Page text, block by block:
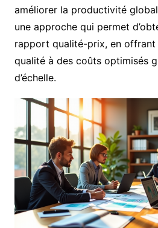
améliorer la productivité
une approche qui permet
rapport qualité-prix, en offrant
qualité à des coûts optimisés
d’échelle.